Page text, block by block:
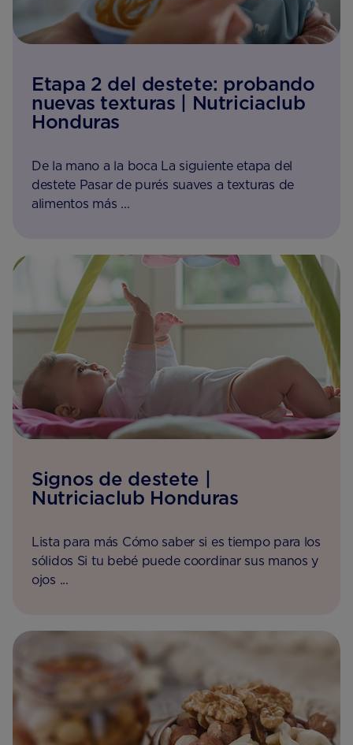
Etapa 2 del destete: probando
nuevas texturas | Nutriciaclub
Honduras
De la mano a la boca La siguiente etapa del
destete Pasar de purés suaves a texturas de
alimentos más ...
Signos de destete |
Nutriciaclub Honduras
Lista para más Cómo saber si es tiempo para los
sólidos Si tu bebé puede coordinar sus manos y
ojos ...